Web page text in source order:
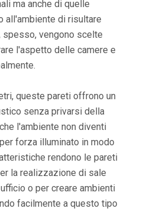
ma anche di quelle
all'ambiente di risultare
spesso, vengono scelte
l'aspetto delle camere e
queste pareti offrono un
senza privarsi della
l'ambiente non diventi
forza illuminato in modo
rendono le pareti
la realizzazione di sale
o per creare ambienti
facilmente a questo tipo